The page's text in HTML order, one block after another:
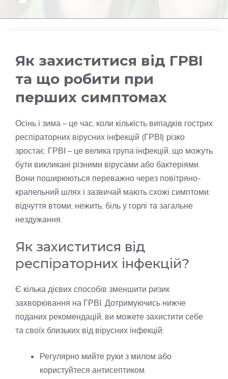
Як захиститися від ГРВІ
та що робити при
перших симптомах
Осінь і зима – це час, коли кількість випадків гострих
респіраторних вірусних інфекцій (ГРВІ) різко
зростає. ГРВІ – це велика група інфекцій, що можуть
бути викликані різними вірусами або бактеріями.
Вони поширюються переважно через повітряно-
крапельний шлях і зазвичай мають схожі симптоми:
відчуття втоми, нежить, біль у горлі та загальне
нездужання.
Як захиститися від
респіраторних інфекцій?
Є кілька дієвих способів зменшити ризик
захворювання на ГРВІ. Дотримуючись нижче
поданих рекомендацій, ви можете захистити себе
та своїх близьких від вірусних інфекцій:
Регулярно мийте руки з милом або
користуйтеся антисептиком.